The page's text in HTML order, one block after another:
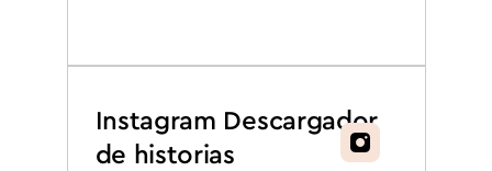
Instagram Descargador
de historias